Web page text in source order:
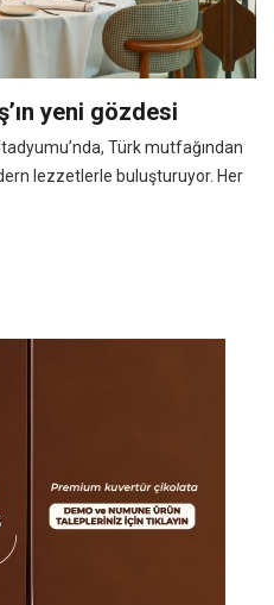
yeni gözdesi
Türk mutfağından
lezzetlerle buluşturuyor. Her